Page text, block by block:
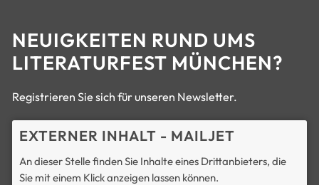
NEUIGKEITEN RUND UMS
LITERATURFEST MÜNCHEN?
Registrieren Sie sich für unseren Newsletter.
EXTERNER INHALT - MAILJET
An dieser Stelle finden Sie Inhalte eines Drittanbieters, die
Sie mit einem Klick anzeigen lassen können.